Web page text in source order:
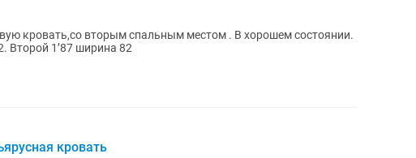
вторым спальным местом . В хорошем состоянии.
Второй 1’87 ширина 82
кровать